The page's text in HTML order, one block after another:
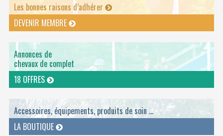
Les bonnes raisons d’adhérer
DEVENIR MEMBRE
Annonces de
chevaux de complet
18 OFFRES
Accessoires, équipements, produits de soin ...
LA BOUTIQUE